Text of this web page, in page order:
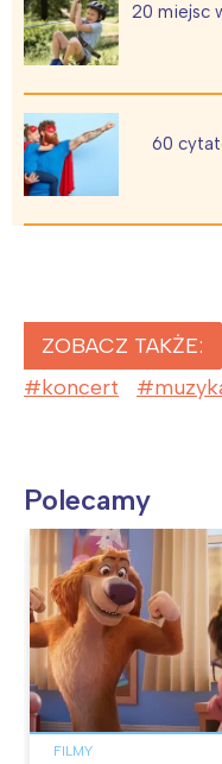
20 miejsc
60
ZOBACZ TAKŻE:
koncert
Polecamy
FILMY